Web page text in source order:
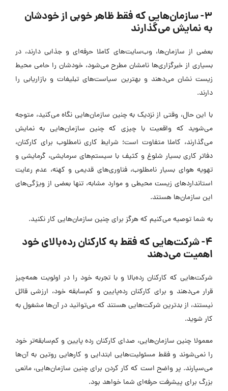
3- سازمان‌هایی که فقط ظاهر خوبی از خودشان
به نمایش می‌گذارند
بعضی از سازمان‌ها، وب‌سایت‌های کاملا حرفه‌ای و جذابی دارند، در
بسیاری از خبرگزاری‌ها نامشان مطرح می‌شود، خودشان را حامی محیط
زیست نشان می‌دهند و بهترین سیاست‌های تبلیغات و بازاریابی را
دارند.
با این حال، وقتی از نزدیک به چنین سازمان‌هایی نگاه می‌کنید، متوجه
می‌شوید که واقعیت با چیزی که چنین سازمان‌هایی به نمایش
می‌گذارند، کاملا متفاوت است؛ شرایط کاری نامطلوب برای کارکنان،
دفاتر کاری بسیار شلوغ و کثیف با سیستم‌های سرمایشی، گرمایشی و
تهویه هوای بسیار نامطلوب، فناوری‌های قدیمی و کهنه، عدم رعایت
استانداردهای زیست محیطی و موارد مشابه، تنها بعضی از ویژگی‌های
این سازمان‌ها هستند.
به شما توصیه می‌کنیم که هرگز برای چنین سازمان‌هایی کار نکنید.
۴- شرکت‌هایی که فقط به کارکنان رده‌بالای خود
اهمیت می‌دهند
شرکت‌هایی که کارکنان رده‌بالا و با تجربه خود را در اولویت همه‌چیز
قرار می‌دهند و برای کارکنان رده‌پایین و کم‌سابقه خود، ارزشی قائل
نیستند، از بدترین شرکت‌هایی هستند که می‌توانید در آن‌ها مشغول به
کار شوید.
معمولا چنین سازمان‌هایی، صدای کارکنان رده پایین و کم‌سابقه‌تر خود
را نمی‌شوند و فقط مسئولیت‌هایی ابتدایی و کارهایی روتین به آن‌ها
می‌سپارند. پر واضح است که کار کردن برای چنین سازمان‌هایی، مانعی
بزرگ برای پیشرفت حرفه‌ای شما خواهد بود.